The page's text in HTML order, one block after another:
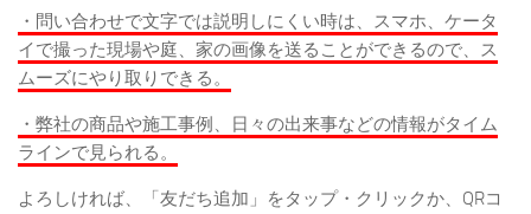
・問い合わせで文字では説明しにくい時は、スマホ、ケータ
イで撮った現場や庭、家の画像を送ることができるので、ス
ムーズにやり取りできる。
・弊社の商品や施工事例、日々の出来事などの情報がタイム
ラインで見られる。
よろしければ、「友だち追加」をタップ・クリックか、QRコ